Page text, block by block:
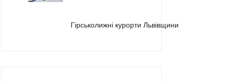
Гірськолижні курорти Львівщини